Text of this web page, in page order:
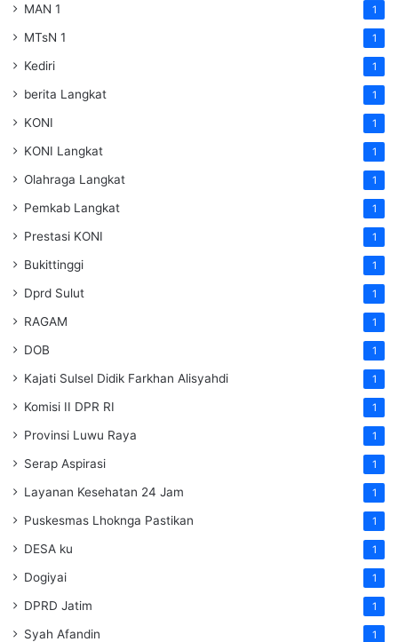
MAN 1 1
MTsN 1 1
Kediri 1
berita Langkat 1
KONI 1
KONI Langkat 1
Olahraga Langkat 1
Pemkab Langkat 1
Prestasi KONI 1
Bukittinggi 1
Dprd Sulut 1
RAGAM 1
DOB 1
Kajati Sulsel Didik Farkhan Alisyahdi 1
Komisi II DPR RI 1
Provinsi Luwu Raya 1
Serap Aspirasi 1
Layanan Kesehatan 24 Jam 1
Puskesmas Lhoknga Pastikan 1
DESA ku 1
Dogiyai 1
DPRD Jatim 1
Syah Afandin 1